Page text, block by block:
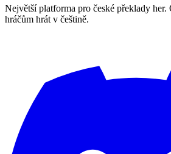
Největší platforma pro české překlady her.
hráčům hrát v češtině.